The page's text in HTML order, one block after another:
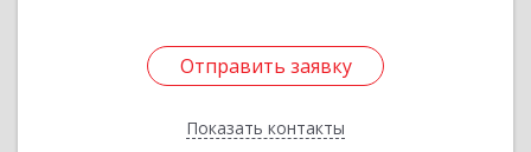
Отправить заявку
Показать контакты
Отправить заявку
Назад